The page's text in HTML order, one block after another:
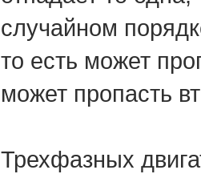
случайном
то есть может
может пропасть
Трехфазных